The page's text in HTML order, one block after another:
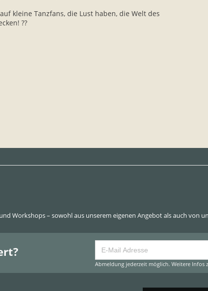
kleine Tanzfans, die Lust haben, die Welt des
??
Workshops – sowohl aus unserem eigenen Angebot als auch von
Abmeldung jederzeit möglich. Weitere Infos